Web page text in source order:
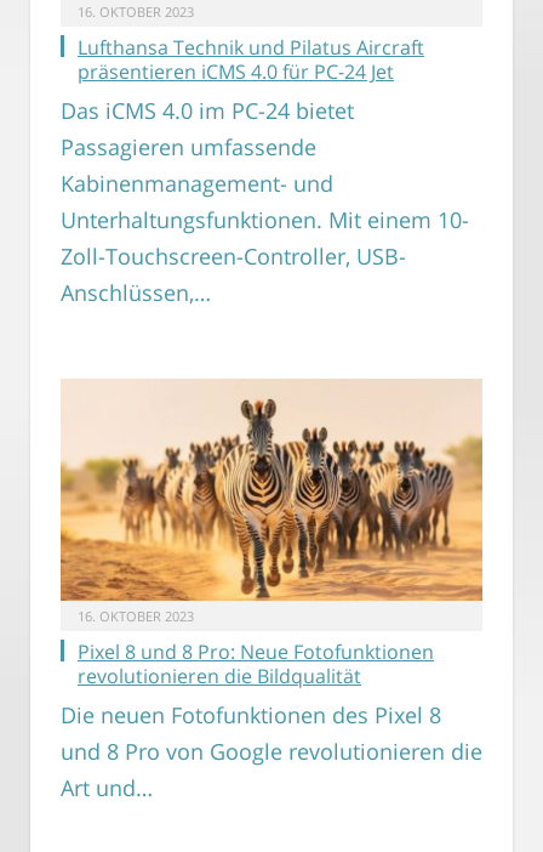
16. OKTOBER 2023
Lufthansa Technik und Pilatus Aircraft
präsentieren iCMS 4.0 für PC-24 Jet
Das iCMS 4.0 im PC-24 bietet
Passagieren umfassende
Kabinenmanagement- und
Unterhaltungsfunktionen. Mit einem 10-
Zoll-Touchscreen-Controller, USB-
Anschlüssen,…
16. OKTOBER 2023
Pixel 8 und 8 Pro: Neue Fotofunktionen
revolutionieren die Bildqualität
Die neuen Fotofunktionen des Pixel 8
und 8 Pro von Google revolutionieren die
Art und…